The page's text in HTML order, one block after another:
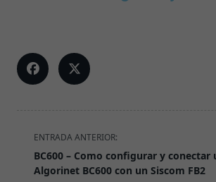
ENTRADA ANTERIOR:
BC600 – Como configurar y conectar
Algorinet BC600 con un Siscom FB2